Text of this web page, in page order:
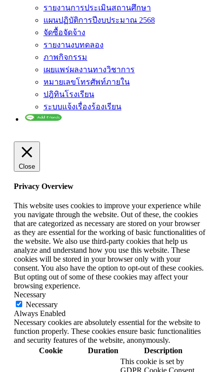
รายงานการประเมินสถานศึกษา
แผนปฏิบัติการปีงบประมาณ 2568
จัดซื้อจัดจ้าง
รายงานงบทดลอง
ภาพกิจกรรม
เผยแพร่ผลงานทางวิชาการ
หมายเลขโทรศัพท์ภายใน
ปฎิทินโรงเรียน
ระบบแจ้งเรื่องร้องเรียน
Close
Privacy Overview
This website uses cookies to improve your experience while
you navigate through the website. Out of these, the cookies
that are categorized as necessary are stored on your browser
as they are essential for the working of basic functionalities of
the website. We also use third-party cookies that help us
analyze and understand how you use this website. These
cookies will be stored in your browser only with your
consent. You also have the option to opt-out of these cookies.
But opting out of some of these cookies may affect your
browsing experience.
Necessary
Necessary
Always Enabled
Necessary cookies are absolutely essential for the website to
function properly. These cookies ensure basic functionalities
and security features of the website, anonymously.
Cookie
Duration Description
This cookie is set by